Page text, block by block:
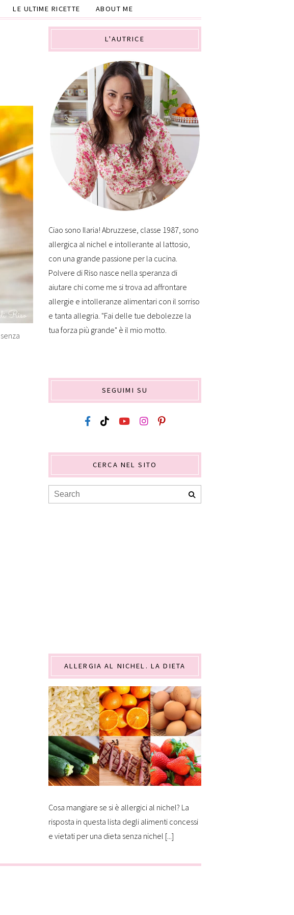
LE ULTIME RICETTE ABOUT ME
L'AUTRICE
Ciao sono Ilaria! Abruzzese, classe 1987, sono
allergica al nichel e intollerante al lattosio,
con una grande passione per la cucina.
Polvere di Riso nasce nella speranza di
aiutare chi come me si trova ad affrontare
allergie e intolleranze alimentari con il sorriso
e tanta allegria. "Fai delle tue debolezze la
tua forza più grande" è il mio motto.
SEGUIMI SU
CERCA NEL SITO
ALLERGIA AL NICHEL. LA DIETA
Cosa mangiare se si è allergici al nichel? La
risposta in questa lista degli alimenti concessi
e vietati per una dieta senza nichel [...]